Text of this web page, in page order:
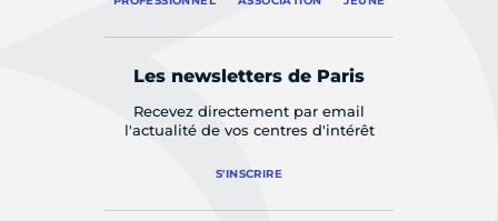
Les newsletters de Paris
Recevez directement par email
l'actualité de vos centres d'intérêt
S'INSCRIRE